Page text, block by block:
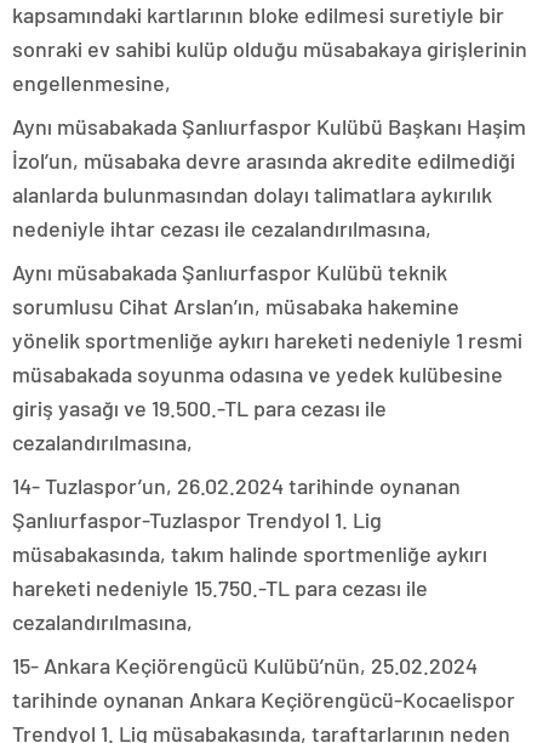
kapsamındaki kartlarının bloke edilmesi suretiyle bir
sonraki ev sahibi kulüp olduğu müsabakaya girişlerinin
engellenmesine,
Aynı müsabakada Şanlıurfaspor Kulübü Başkanı Haşim
İzol’un, müsabaka devre arasında akredite edilmediği
alanlarda bulunmasından dolayı talimatlara aykırılık
nedeniyle ihtar cezası ile cezalandırılmasına,
Aynı müsabakada Şanlıurfaspor Kulübü teknik
sorumlusu Cihat Arslan’ın, müsabaka hakemine
yönelik sportmenliğe aykırı hareketi nedeniyle 1 resmi
müsabakada soyunma odasına ve yedek kulübesine
giriş yasağı ve 19.500.-TL para cezası ile
cezalandırılmasına,
14- Tuzlaspor’un, 26.02.2024 tarihinde oynanan
Şanlıurfaspor-Tuzlaspor Trendyol 1. Lig
müsabakasında, takım halinde sportmenliğe aykırı
hareketi nedeniyle 15.750.-TL para cezası ile
cezalandırılmasına,
15- Ankara Keçiörengücü Kulübü’nün, 25.02.2024
tarihinde oynanan Ankara Keçiörengücü-Kocaelispor
Trendyol 1. Lig müsabakasında, taraftarlarının neden